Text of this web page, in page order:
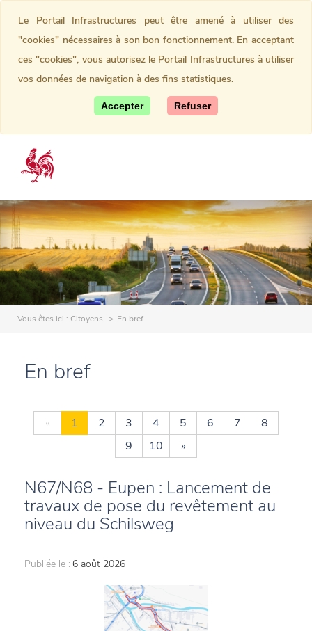
Vous êtes ici : Citoyens En bref
En bref
« 1 2 3 4 5 6 7
8
9
10 »
N67/N68 - Eupen : Lancement de
travaux de pose du revêtement au
niveau du Schilsweg
Publiée le : 6 août 2026
Le Portail Infrastructures peut être amené à utiliser des
"cookies" nécessaires à son bon fonctionnement. En acceptant
ces "cookies", vous autorisez le Portail Infrastructures à utiliser
vos données de navigation à des fins statistiques.
Accepter Refuser